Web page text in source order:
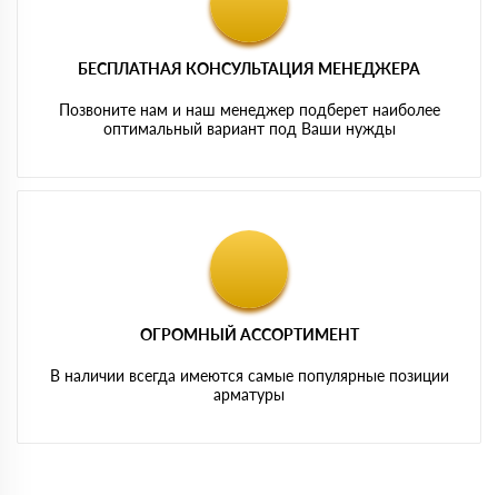
БЕСПЛАТНАЯ КОНСУЛЬТАЦИЯ МЕНЕДЖЕРА
Позвоните нам и наш менеджер подберет наиболее
оптимальный вариант под Ваши нужды
ОГРОМНЫЙ АССОРТИМЕНТ
В наличии всегда имеются самые популярные позиции
арматуры